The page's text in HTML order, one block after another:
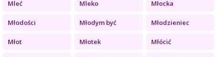
Mleć Mleko Młocka
Młodości Młodym być Młodzieniec
Młot Młotek Młócić